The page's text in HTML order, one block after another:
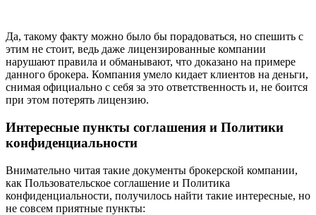
Да, такому факту можно было бы порадоваться, но спешить с
этим не стоит, ведь даже лицензированные компании
нарушают правила и обманывают, что доказано на примере
данного брокера. Компания умело кидает клиентов на деньги,
снимая официально с себя за это ответственность и, не боится
при этом потерять лицензию.
Интересные пункты соглашения и Политики
конфиденциальности
Внимательно читая такие документы брокерской компании,
как Пользовательское соглашение и Политика
конфиденциальности, получилось найти такие интересные, но
не совсем приятные пункты: